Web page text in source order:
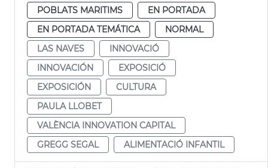
POBLATS MARITIMS
EN PORTADA
EN PORTADA TEMÁTICA
NORMAL
LAS NAVES
INNOVACIÓ
INNOVACIÓN
EXPOSICIÓ
EXPOSICIÓN
CULTURA
PAULA LLOBET
VALÈNCIA INNOVATION CAPITAL
GREGG SEGAL
ALIMENTACIÓ INFANTIL